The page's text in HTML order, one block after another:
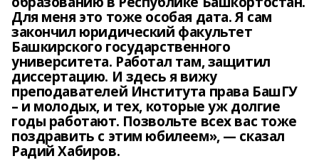
Для меня это тоже особая дата. Я сам
закончил юридический факультет
Башкирского государственного
университета. Работал там, защитил
диссертацию. И здесь я вижу
преподавателей Института права БашГУ
– и молодых, и тех, которые уж долгие
годы работают. Позвольте всех вас тоже
поздравить с этим юбилеем», — сказал
Радий Хабиров.